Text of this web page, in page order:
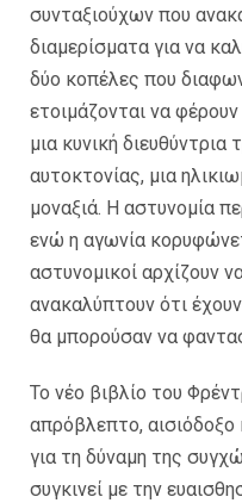
συνταξιούχων που
διαμερίσματα για να
δύο κοπέλες που
ετοιμάζονται να
μια κυνική
αυτοκτονίας, μια
μοναξιά. Η αστυνομία
ενώ η αγωνία
αστυνομικοί αρχίζουν
ανακαλύπτουν ότι
θα μπορούσαν να
Το νέο βιβλίο του
απρόβλεπτο, αισιόδοξο
για τη δύναμη της
συγκινεί με την